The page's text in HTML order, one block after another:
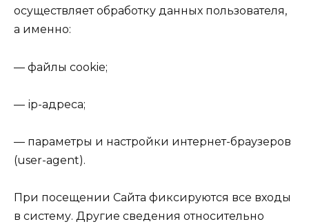
осуществляет обработку данных пользователя,
а именно:
— файлы cookie;
— ір-адреса;
— параметры и настройки интернет-браузеров
(user-agent).
При посещении Сайта фиксируются все входы
в систему. Другие сведения относительно